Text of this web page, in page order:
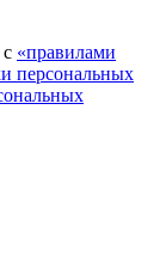
«правилами
персональных